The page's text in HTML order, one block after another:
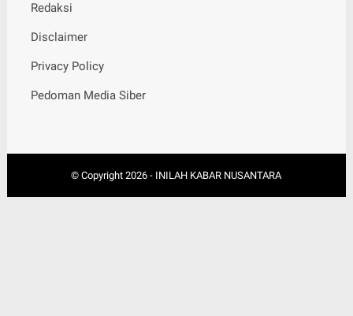
Redaksi
Disclaimer
Privacy Policy
Pedoman Media Siber
© Copyright2026 - INILAH KABAR NUSANTARA